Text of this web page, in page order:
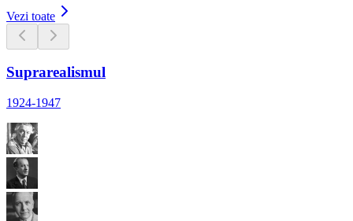
Vezi toate
Suprarealismul
1924-1947